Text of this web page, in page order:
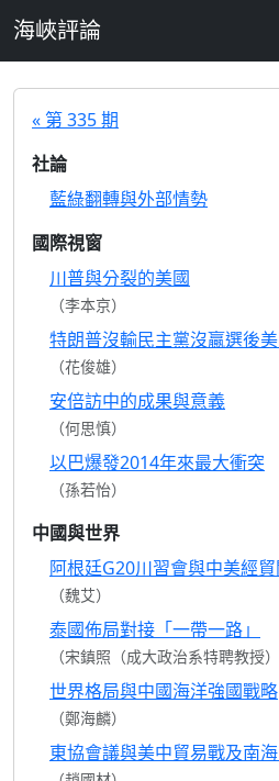
海峽評論
« 第 335 期
社論
藍綠翻轉與外部情勢
國際視窗
川普與分裂的美國
（李本京）
特朗普沒輸民主黨沒贏選後
（花俊雄）
安倍訪中的成果與意義
（何思慎）
以巴爆發2014年來最大衝突
（孫若怡）
中國與世界
阿根廷G20川習會與中美經
（魏艾）
泰國佈局對接「一帶一路」
（宋鎮照（成大政治系特聘教授
世界格局與中國海洋強國戰略
（鄭海麟）
東協會議與美中貿易戰及南